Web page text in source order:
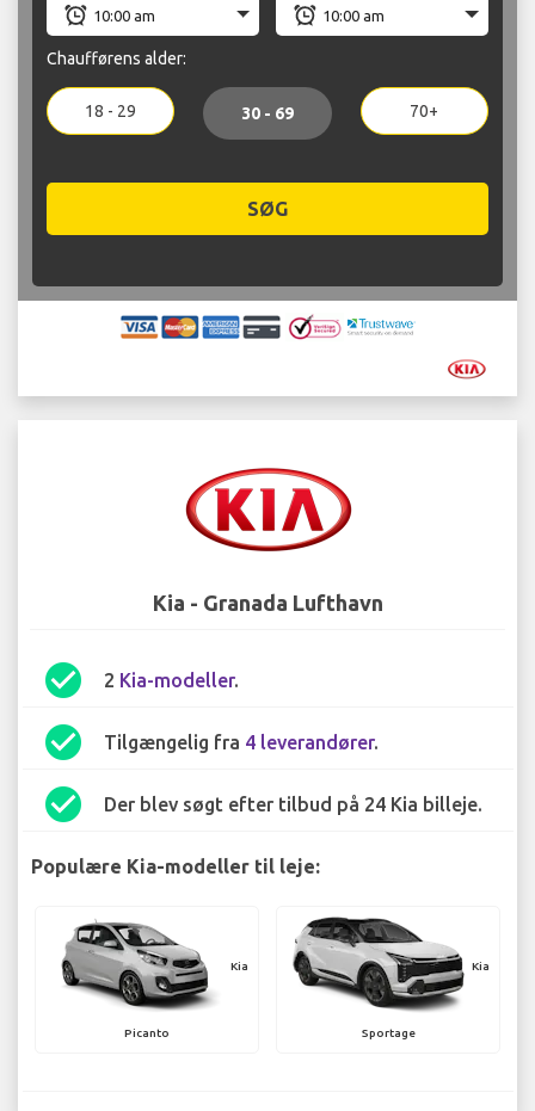
Chaufførens alder:
18 - 29 30 - 69 70+
SØG
Kia - Granada Lufthavn
check_circle 2 Kia-modeller.
check_circle Tilgængelig fra 4 leverandører.
check_circle Der blev søgt efter tilbud på 24 Kia billeje.
Populære Kia-modeller til leje:
Kia
Picanto
Kia
Sportage